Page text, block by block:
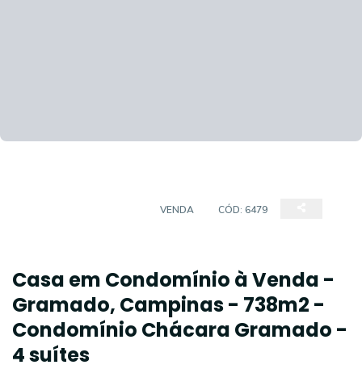
VENDA CÓD: 6479
Casa em Condomínio à Venda -
Gramado, Campinas - 738m2 -
Condomínio Chácara Gramado -
4 suítes